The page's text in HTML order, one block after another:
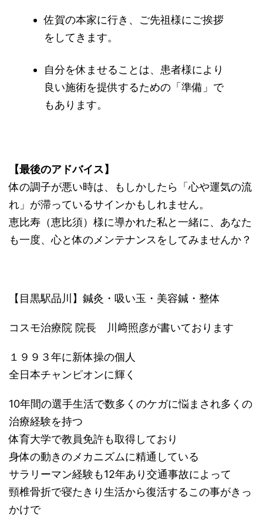
佐賀の本家に行き、ご先祖様にご挨拶
をしてきます。
自分を休ませることは、患者様により
良い施術を提供するための「準備」で
もあります。
【最後のアドバイス】
体の調子が悪い時は、もしかしたら「心や運気の流
れ」が滞っているサインかもしれません。
恵比寿（恵比須）様に導かれた私と一緒に、あなた
も一度、心と体のメンテナンスをしてみませんか？
【目黒駅品川】鍼灸・吸い玉・美容鍼・整体
コスモ治療院 院長 川﨑照彦が書いております
１９９３年に新体操の個人
全日本チャンピオンに輝く
10年間の選手生活で数多くのケガに悩まされ多くの
治療経験を持つ
体育大学で教員免許も取得しており
身体の動きのメカニズムに精通している
サラリーマン経験も12年あり交通事故によって
頸椎骨折で寝たきり生活から復活するこの事がきっ
かけで